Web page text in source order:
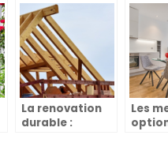
design ?
La renovation
durable :
Les